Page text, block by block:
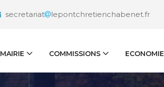
secretariat lepontchretienchabenet.fr
MAIRIE COMMISSIONS ECONOMIE